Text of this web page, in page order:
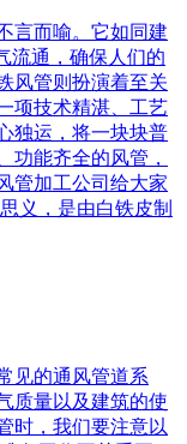
言而喻。它如同建
流通，确保人们的
风管则扮演着至关
项技术精湛、工艺
独运，将一块块普
功能齐全的风管，
管加工公司给大家
义，是由白铁皮制
见的通风管道系
质量以及建筑的使
时，我们要注意以